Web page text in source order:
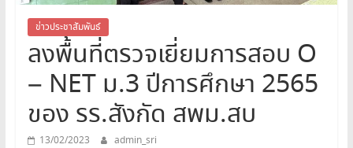
เขต
พื้นที่
การ
ศึกษา
มัธยมศึกษา
ข่าวประชาสัมพันธ์
ลงพื้นที่ตรวจเยี่ยมการสอบ O
– NET ม.3 ปีการศึกษา 2565
ของ รร.สังกัด สพม.สบ
13/02/2023 admin_sri